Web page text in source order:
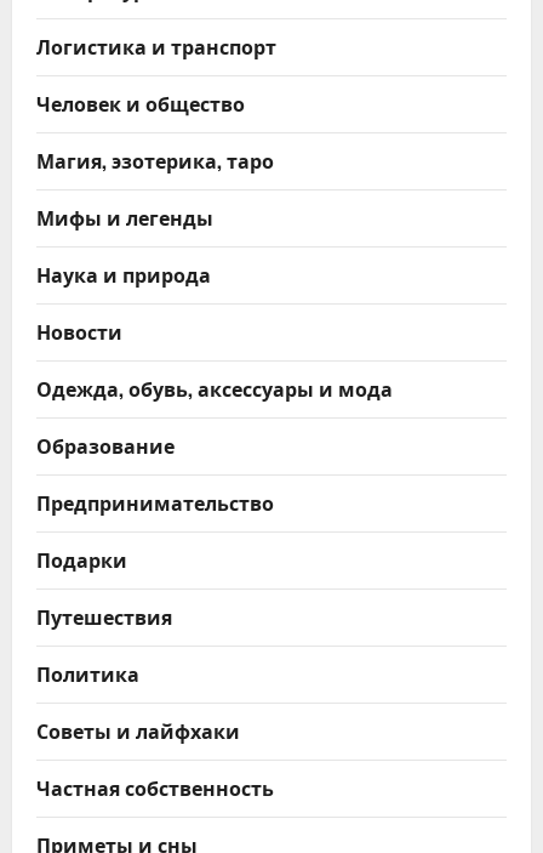
Логистика и транспорт
Человек и общество
Магия, эзотерика, таро
Мифы и легенды
Наука и природа
Новости
Одежда, обувь, аксессуары и мода
Образование
Предпринимательство
Подарки
Путешествия
Политика
Советы и лайфхаки
Частная собственность
Приметы и сны